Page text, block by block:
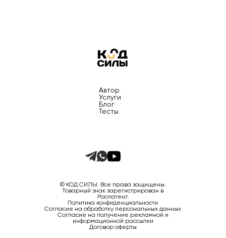
Автор
Услуги
Блог
Тесты
© КОД СИЛЫ. Все права защищены.
Товарный знак зарегистрирован в
Роспатент.
Политика конфиденциальности
Согласие на обработку персональных данных
Согласие на получение рекламной и
информационной рассылки
Договор оферты